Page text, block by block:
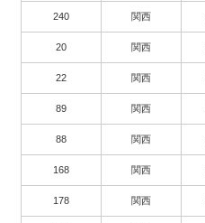
240 関西
20 関西
22 関西
89 関西
88 関西
168 関西
178 関西